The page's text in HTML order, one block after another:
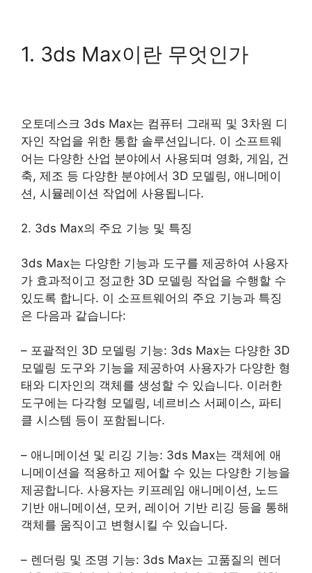
1. 3ds Max이란 무엇인가
오토데스크 3ds Max는 컴퓨터 그래픽 및 3차원 디
자인 작업을 위한 통합 솔루션입니다. 이 소프트웨
어는 다양한 산업 분야에서 사용되며 영화, 게임, 건
축, 제조 등 다양한 분야에서 3D 모델링, 애니메이
션, 시뮬레이션 작업에 사용됩니다.
2. 3ds Max의 주요 기능 및 특징
3ds Max는 다양한 기능과 도구를 제공하여 사용자
가 효과적이고 정교한 3D 모델링 작업을 수행할 수
있도록 합니다. 이 소프트웨어의 주요 기능과 특징
은 다음과 같습니다:
– 포괄적인 3D 모델링 기능: 3ds Max는 다양한 3D
모델링 도구와 기능을 제공하여 사용자가 다양한 형
태와 디자인의 객체를 생성할 수 있습니다. 이러한
도구에는 다각형 모델링, 네르비스 서페이스, 파티
클 시스템 등이 포함됩니다.
– 애니메이션 및 리깅 기능: 3ds Max는 객체에 애
니메이션을 적용하고 제어할 수 있는 다양한 기능을
제공합니다. 사용자는 키프레임 애니메이션, 노드
기반 애니메이션, 모커, 레이어 기반 리깅 등을 통해
객체를 움직이고 변형시킬 수 있습니다.
– 렌더링 및 조명 기능: 3ds Max는 고품질의 렌더